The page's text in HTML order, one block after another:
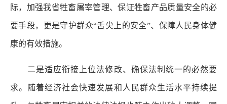
际，加强我省牲畜屠宰管理、保证牲畜产品质量安全的必
要手段，更是守护群众“舌尖上的安全”、保障人民身体健
康的有效措施。
二是适应衔接上位法修改、确保法制统一的必然要
求。 随着经济社会快速发展和人民群众生活水平持续提